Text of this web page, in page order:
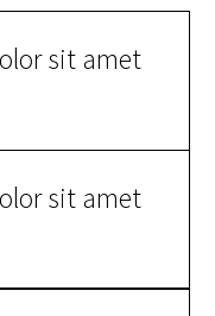
sit amet
sit amet